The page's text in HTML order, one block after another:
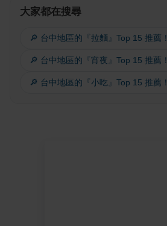
大家都在搜尋
🔎 台中地區的『拉麵』Top 15 推薦！
🔎 台中地區的『宵夜』Top 15 推薦！
🔎 台中地區的『小吃』Top 15 推薦！